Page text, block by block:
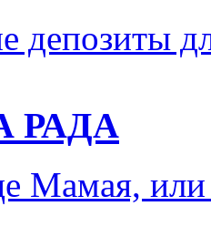
депозиты
РАДА
Мамая, или